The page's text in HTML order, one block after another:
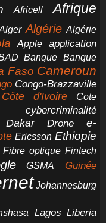
Africell Afrique
Algérie Algérie
Apple application
Banque Banque
Faso Cameroun
Congo-Brazzaville
Côte d'Ivoire
Cote
cybercriminalité
Dakar Drone
e-
Ericsson Ethiopie
Fibre optique Fintech
GSMA Guinée
Johannesburg
Lagos Liberia